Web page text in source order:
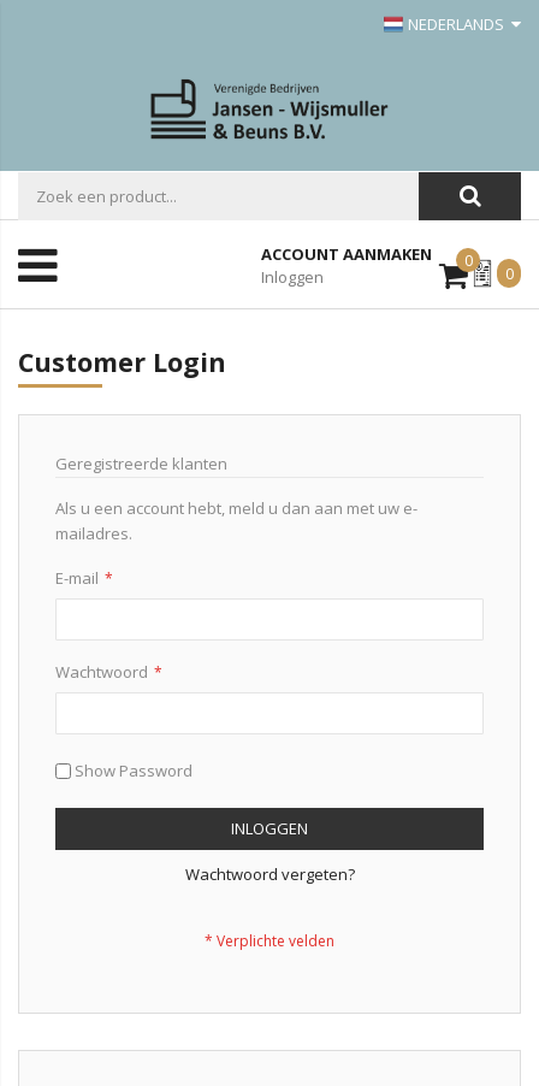
NEDERLANDS
ACCOUNT AANMAKEN
Inloggen
0Mijn
Offerte
0
Customer Login
Geregistreerde klanten
Als u een account hebt, meld u dan aan met uw e-
mailadres.
E-mail
Wachtwoord
Show Password
INLOGGEN
Wachtwoord vergeten?